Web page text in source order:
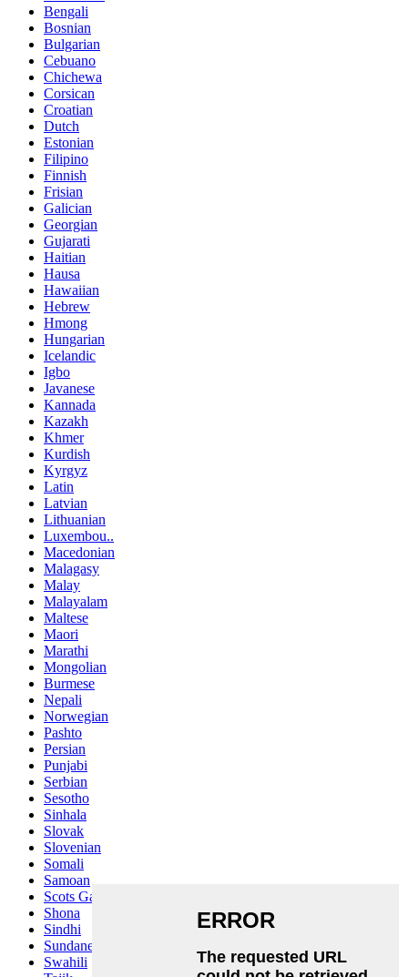
Bengali
Bosnian
Bulgarian
Cebuano
Chichewa
Corsican
Croatian
Dutch
Estonian
Filipino
Finnish
Frisian
Galician
Georgian
Gujarati
Haitian
Hausa
Hawaiian
Hebrew
Hmong
Hungarian
Icelandic
Igbo
Javanese
Kannada
Kazakh
Khmer
Kurdish
Kyrgyz
Latin
Latvian
Lithuanian
Luxembou..
Macedonian
Malagasy
Malay
Malayalam
Maltese
Maori
Marathi
Mongolian
Burmese
Nepali
Norwegian
Pashto
Persian
Punjabi
Serbian
Sesotho
Sinhala
Slovak
Slovenian
Somali
Samoan
Scots Gaelic
Shona
Sindhi
Sundanese
Swahili